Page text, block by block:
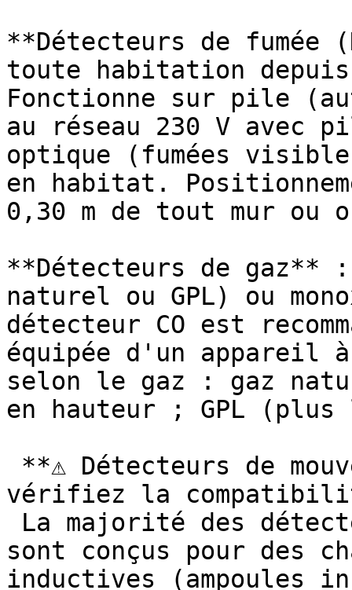
**Détecteurs de fumée
toute habitation
Fonctionne sur pile
au réseau 230 V avec
optique (fumées
en habitat.
0,30 m de tout mur ou
**Détecteurs de gaz** :
naturel ou GPL) ou
détecteur CO est
équipée d'un appareil
selon le gaz : gaz
en hauteur ; GPL
vérifiez la
sont conçus pour des
inductives (ampoules